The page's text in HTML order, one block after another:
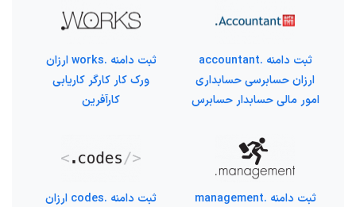
ثبت دامنه .accountant
ارزان حسابرسی حسابداری
امور مالی حسابدار حسابرس
ثبت دامنه .works ارزان
ورک کار کارگر کاریابی
کارآفرین
ثبت دامنه .management ثبت دامنه .codes ارزان